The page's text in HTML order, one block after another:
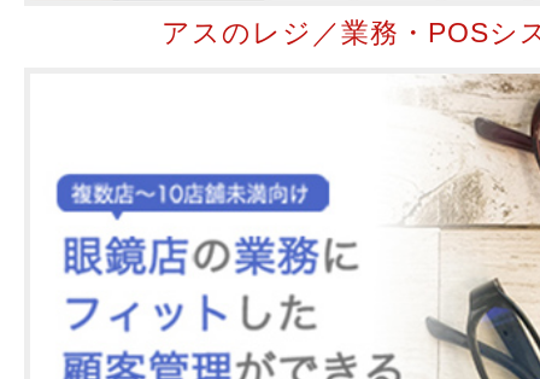
アスのレジ／業務・POSシ